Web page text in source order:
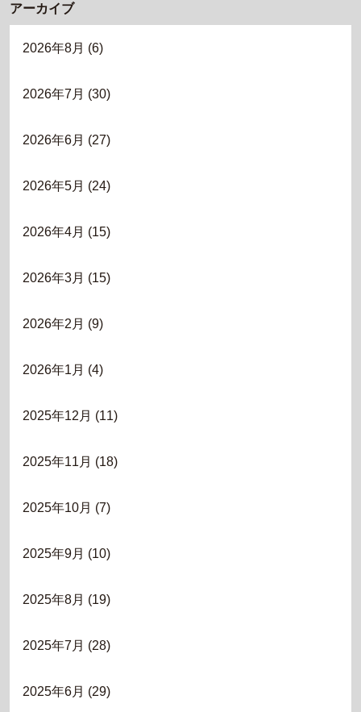
アーカイブ
2026年8月 (6)
2026年7月 (30)
2026年6月 (27)
2026年5月 (24)
2026年4月 (15)
2026年3月 (15)
2026年2月 (9)
2026年1月 (4)
2025年12月 (11)
2025年11月 (18)
2025年10月 (7)
2025年9月 (10)
2025年8月 (19)
2025年7月 (28)
2025年6月 (29)